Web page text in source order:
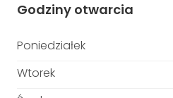
Godziny otwarcia
Poniedziałek
Wtorek